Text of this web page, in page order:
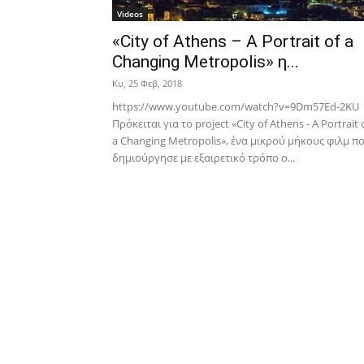
Videos
«City of Athens – A Portrait of a
Changing Metropolis» η...
Κυ, 25 Φεβ, 2018
https://www.youtube.com/watch?v=9Dm57Ed-2KU
Πρόκειται για το project «City of Athens - A Portrait
a Changing Metropolis», ένα μικρού μήκους φιλμ
δημιούργησε με εξαιρετικό τρόπο ο...